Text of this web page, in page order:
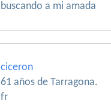
buscando a mi amada
ciceron
61 años de Tarragona.
fr